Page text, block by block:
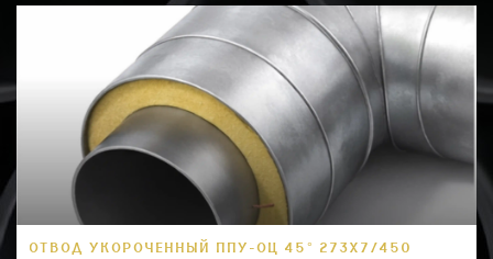
ОТВОД УКОРОЧЕННЫЙ ППУ-ОЦ 45° 273Х7/450